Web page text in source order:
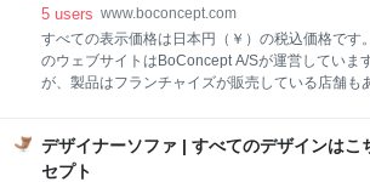
5 users www.boconcept.com
すべての表示価格は日本円（￥）の税込価格です
のウェブサイトはBoConcept A/Sが運営していま
が、製品はフランチャイズが販売している店舗も
も、デスク選びは重要です。BoConceptのモダン
クは、時を超えて愛されるデンマークデザインと
デザイナーソファ | すべてのデザインはこ
セプト